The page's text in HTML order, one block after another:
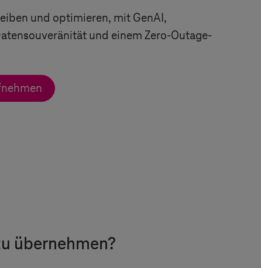
und optimieren, mit GenAI,
und einem Zero-Outage-
übernehmen?